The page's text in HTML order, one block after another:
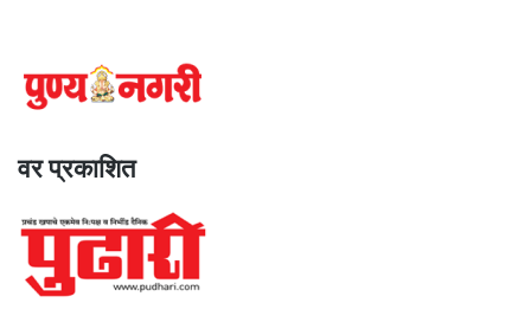
वर प्रकाशित